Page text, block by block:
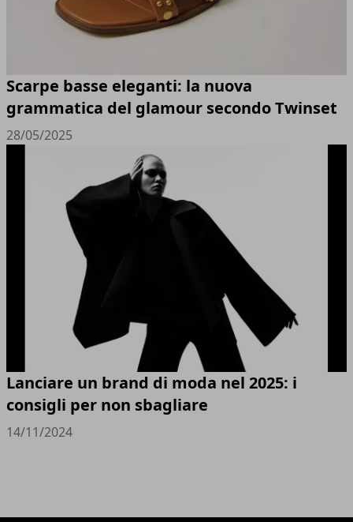
Scarpe basse eleganti: la nuova
grammatica del glamour secondo Twinset
28/05/2025
Lanciare un brand di moda nel 2025: i
consigli per non sbagliare
14/11/2024